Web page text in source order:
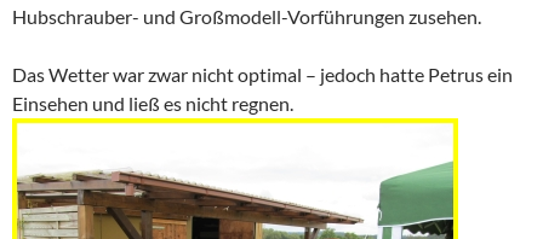
Hubschrauber- und Großmodell-Vorführungen zusehen.
Das Wetter war zwar nicht optimal – jedoch hatte Petrus ein
Einsehen und ließ es nicht regnen.